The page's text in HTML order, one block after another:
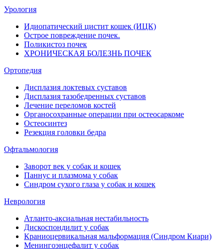
Урология
Идиопатический цистит кошек (ИЦК)
Острое повреждение почек.
Поликистоз почек
ХРОНИЧЕСКАЯ БОЛЕЗНЬ ПОЧЕК
Ортопедия
Дисплазия локтевых суставов
Дисплазия тазобедренных суставов
Лечение переломов костей
Органосохранные операции при остеосаркоме
Остеосинтез
Резекция головки бедра
Офтальмология
Заворот век у собак и кошек
Паннус и плазмома у собак
Синдром сухого глаза у собак и кошек
Неврология
Атланто-аксиальная нестабильность
Дискоспондилит у собак
Краниоцервикальная мальформация (Синдром Киари)
Менингоэнцефалит у собак